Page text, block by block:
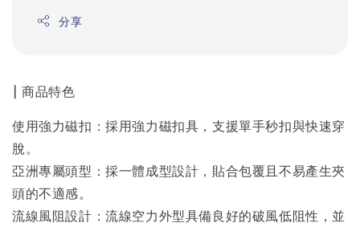
分享
| 商品特色
使用強力磁扣：採用強力磁扣具，支援單手秒扣與快速穿
脫。
亞洲專屬頭型：採一體成型設計，貼合包覆且不易產生夾
頭的不適感。
流線風阻設計：流線空力外型具備良好的破風低阻性，並